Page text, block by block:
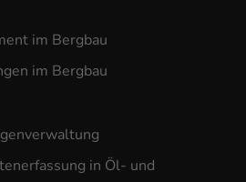
im Bergbau
im Bergbau
in Öl- und